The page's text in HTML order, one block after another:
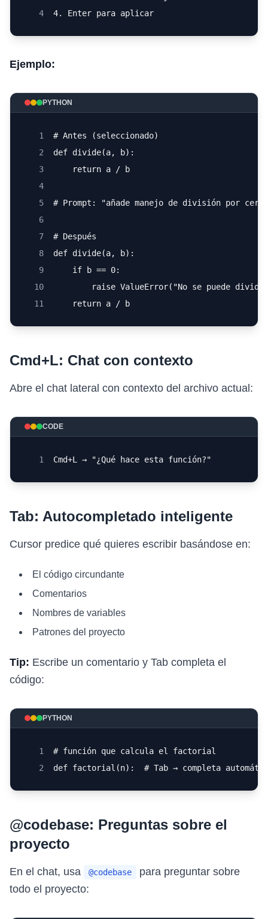
4
4. Enter para aplicar
Ejemplo:
PYTHON
1
# Antes (seleccionado)
2
def divide(a, b):
3
    return a / b
4
5
# Prompt: "añade manejo de división por cero"
6
7
# Después
8
def divide(a, b):
9
    if b == 0:
10
raise ValueError("No se puede
11
    return a / b
Cmd+L: Chat con contexto
Abre el chat lateral con contexto del archivo actual:
CODE
1 Cmd+L → "¿Qué hace esta función?"
Tab: Autocompletado inteligente
Cursor predice qué quieres escribir basándose en:
El código circundante
Comentarios
Nombres de variables
Patrones del proyecto
Tip: Escribe un comentario y Tab completa el
código:
PYTHON
1
# función que calcula el factorial
2
def factorial(n):  # Tab → completa
@codebase: Preguntas sobre el
proyecto
En el chat, usa @codebase
para preguntar sobre
todo el proyecto: